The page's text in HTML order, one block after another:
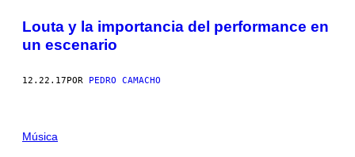
Louta y la importancia del performance en
un escenario
12.22.17POR PEDRO CAMACHO
Música